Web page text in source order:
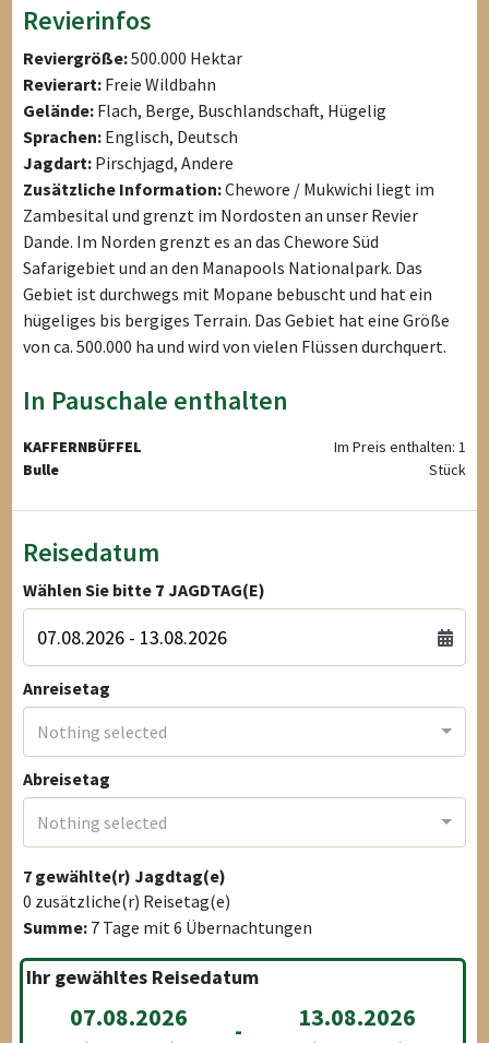
Revierinfos
Reviergröße:500.000 Hektar
Revierart: Freie Wildbahn
Gelände: Flach, Berge, Buschlandschaft, Hügelig
Sprachen: Englisch, Deutsch
Jagdart: Pirschjagd, Andere
Zusätzliche Information:Chewore / Mukwichi liegt im
Zambesital und grenzt im Nordosten an unser Revier
Dande. Im Norden grenzt es an das Chewore Süd
Safarigebiet und an den Manapools Nationalpark. Das
Gebiet ist durchwegs mit Mopane bebuscht und hat ein
hügeliges bis bergiges Terrain. Das Gebiet hat eine Größe
von ca. 500.000 ha und wird von vielen Flüssen durchquert.
In Pauschale enthalten
KAFFERNBÜFFEL
Bulle
Im Preis enthalten: 1
Stück
Reisedatum
Wählen Sie bitte 7 JAGDTAG(E)
Anreisetag
Nothing selected
Abreisetag
Nothing selected
7 gewählte(r) Jagdtag(e)
0 zusätzliche(r) Reisetag(e)
Summe: 7 Tage mit6 Übernachtungen
Ihr gewähltes Reisedatum
07.08.2026 - 13.08.2026